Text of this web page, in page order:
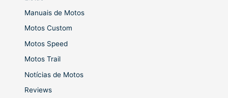
Manuais de Motos
Motos Custom
Motos Speed
Motos Trail
Notícias de Motos
Reviews